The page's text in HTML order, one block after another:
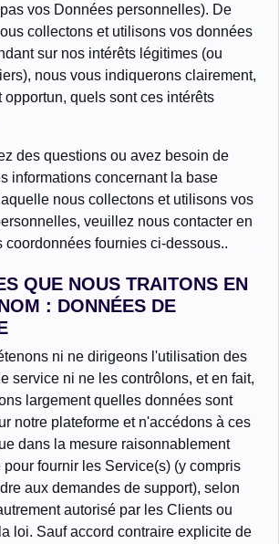
vos Données personnelles). De
collectons et utilisons vos données
sur nos intérêts légitimes (ou
nous vous indiquerons clairement,
opportun, quels sont ces intérêts
des questions ou avez besoin de
informations concernant la base
nous collectons et utilisons vos
veuillez nous contacter en
coordonnées fournies ci-dessous..
QUE NOUS TRAITONS EN
: DONNÉES DE
ni ne dirigeons l'utilisation des
service ni ne les contrôlons, et en fait,
largement quelles données sont
notre plateforme et n'accédons à ces
dans la mesure raisonnablement
pour fournir les Service(s) (y compris
aux demandes de support), selon
autorisé par les Clients ou
loi. Sauf accord contraire explicite de